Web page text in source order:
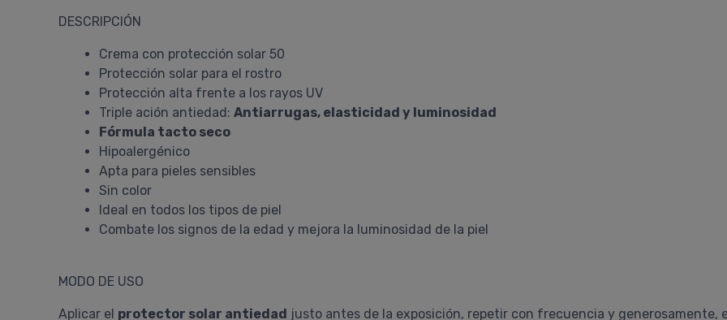
DESCRIPCIÓN
Crema con protección solar 50
Protección solar para el rostro
Protección alta frente a los rayos UV
Triple ación antiedad: Antiarrugas, elasticidad y luminosidad
Fórmula tacto seco
Hipoalergénico
Apta para pieles sensibles
Sin color
Ideal en todos los tipos de piel
Combate los signos de la edad y mejora la luminosidad de la piel
MODO DE USO
Aplicar el protector solar antiedad justo antes de la exposición, repetir con frecuencia y generosamente,